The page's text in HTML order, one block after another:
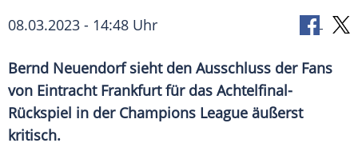
08.03.2023 - 14:48 Uhr
Bernd Neuendorf sieht den Ausschluss der Fans
von Eintracht Frankfurt für das Achtelfinal-
Rückspiel in der Champions League äußerst
kritisch.